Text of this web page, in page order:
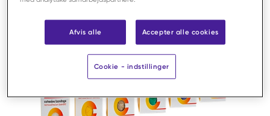
Afvis alle Accepter alle cookies
Cookie - indstillinger